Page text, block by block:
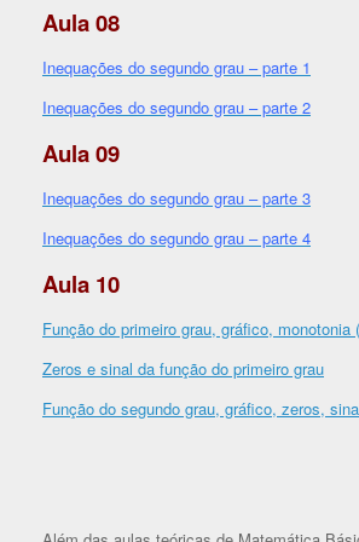
Aula 08
Inequações do segundo grau – parte 1
Inequações do segundo grau – parte 2
Aula 09
Inequações do segundo grau – parte 3
Inequações do segundo grau – parte 4
Aula 10
Função do primeiro grau, gráfico,
Zeros e sinal da função do primeiro grau
Função do segundo grau, gráfico, zeros,